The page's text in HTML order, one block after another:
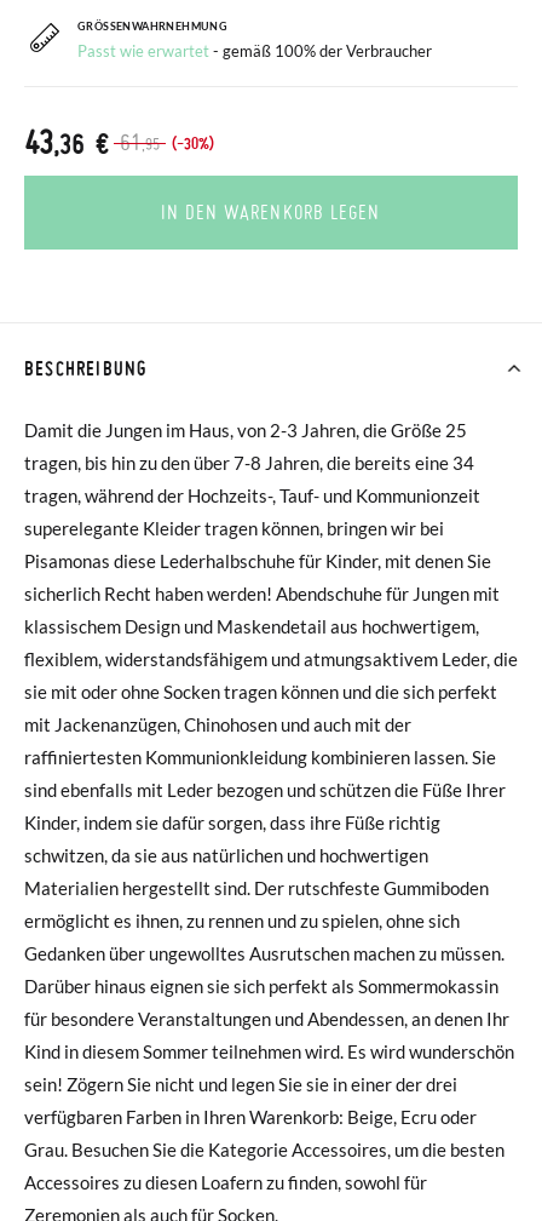
GRÖSSENWAHRNEHMUNG
Passt wie erwartet- gemäß 100% der Verbraucher
61,95 (-30%)
43,36 €
IN DEN WARENKORB LEGEN
BESCHREIBUNG
Damit die Jungen im Haus, von 2-3 Jahren, die Größe 25
tragen, bis hin zu den über 7-8 Jahren, die bereits eine 34
tragen, während der Hochzeits-, Tauf- und Kommunionzeit
superelegante Kleider tragen können, bringen wir bei
Pisamonas diese Lederhalbschuhe für Kinder, mit denen Sie
sicherlich Recht haben werden! Abendschuhe für Jungen mit
klassischem Design und Maskendetail aus hochwertigem,
flexiblem, widerstandsfähigem und atmungsaktivem Leder, die
sie mit oder ohne Socken tragen können und die sich perfekt
mit Jackenanzügen, Chinohosen und auch mit der
raffiniertesten Kommunionkleidung kombinieren lassen. Sie
sind ebenfalls mit Leder bezogen und schützen die Füße Ihrer
Kinder, indem sie dafür sorgen, dass ihre Füße richtig
schwitzen, da sie aus natürlichen und hochwertigen
Materialien hergestellt sind. Der rutschfeste Gummiboden
ermöglicht es ihnen, zu rennen und zu spielen, ohne sich
Gedanken über ungewolltes Ausrutschen machen zu müssen.
Darüber hinaus eignen sie sich perfekt als Sommermokassin
für besondere Veranstaltungen und Abendessen, an denen Ihr
Kind in diesem Sommer teilnehmen wird. Es wird wunderschön
sein! Zögern Sie nicht und legen Sie sie in einer der drei
verfügbaren Farben in Ihren Warenkorb: Beige, Ecru oder
Grau. Besuchen Sie die Kategorie Accessoires, um die besten
Accessoires zu diesen Loafern zu finden, sowohl für
Zeremonien als auch für Socken.